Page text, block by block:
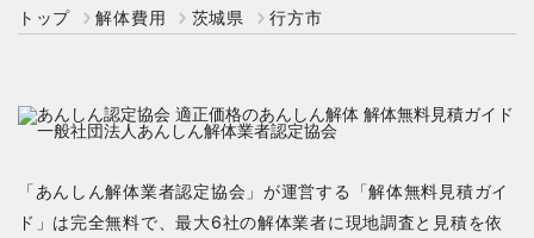
トップ 解体費用 茨城県 行方市
「あんしん解体業者認定協会」が運営する「解体無料見積ガイ
ド」は完全無料で、最大6社の解体業者に現地調査と見積を依